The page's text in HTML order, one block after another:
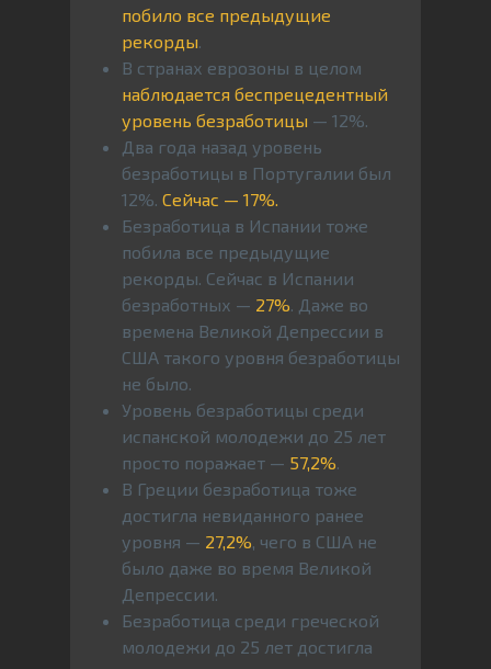
побило все предыдущие
рекорды.
В странах еврозоны в целом
наблюдается беспрецедентный
уровень безработицы — 12%.
Два года назад уровень
безработицы в Португалии был
12%. Сейчас — 17%.
Безработица в Испании тоже
побила все предыдущие
рекорды. Сейчас в Испании
безработных — 27%. Даже во
времена Великой Депрессии в
США такого уровня безработицы
не было.
Уровень безработицы среди
испанской молодежи до 25 лет
просто поражает — 57,2%.
В Греции безработица тоже
достигла невиданного ранее
уровня — 27,2%, чего в США не
было даже во время Великой
Депрессии.
Безработица среди греческой
молодежи до 25 лет достигла